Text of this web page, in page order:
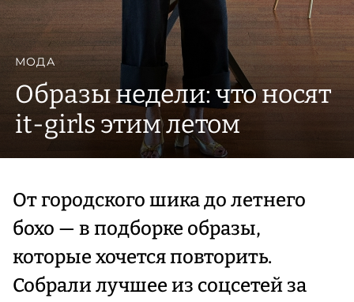
МОДА
Образы недели: что носят
it-girls этим летом
От городского шика до летнего
бохо — в подборке образы,
которые хочется повторить.
Собрали лучшее из соцсетей за